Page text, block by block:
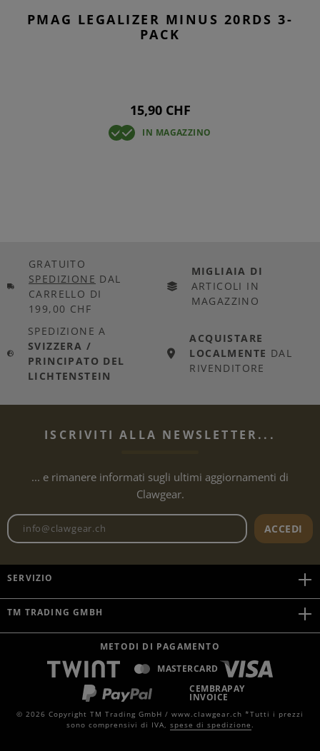
PMAG LEGALIZER MINUS 20RDS 3-
PACK
15,90 CHF
IN MAGAZZINO
GRATUITO
SPEDIZIONE DAL
CARRELLO DI
199,00 CHF
MIGLIAIA DI
ARTICOLI IN
MAGAZZINO
SPEDIZIONE A
SVIZZERA /
PRINCIPATO DEL
LICHTENSTEIN
ACQUISTARE
LOCALMENTE DAL
RIVENDITORE
ISCRIVITI ALLA NEWSLETTER...
... e rimanere informati sugli ultimi aggiornamenti di
Clawgear.
Indirizzo e-mail dellaACCEDI
SERVIZIO
TM TRADING GMBH
METODI DI PAGAMENTO
MASTERCARD
CEMBRAPAY
INVOICE
© 2026 Copyright TM Trading GmbH / www.clawgear.ch *Tutti i prezzi
sono comprensivi di IVA, spese di spedizione .